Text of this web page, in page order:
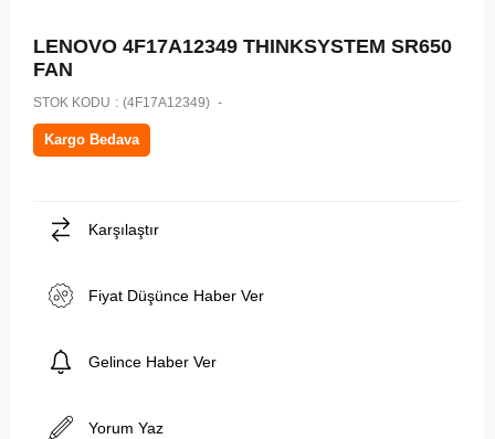
LENOVO 4F17A12349 THINKSYSTEM SR650
FAN
STOK KODU (4F17A12349)
Kargo Bedava
Karşılaştır
Fiyat Düşünce Haber Ver
Gelince Haber Ver
Yorum Yaz